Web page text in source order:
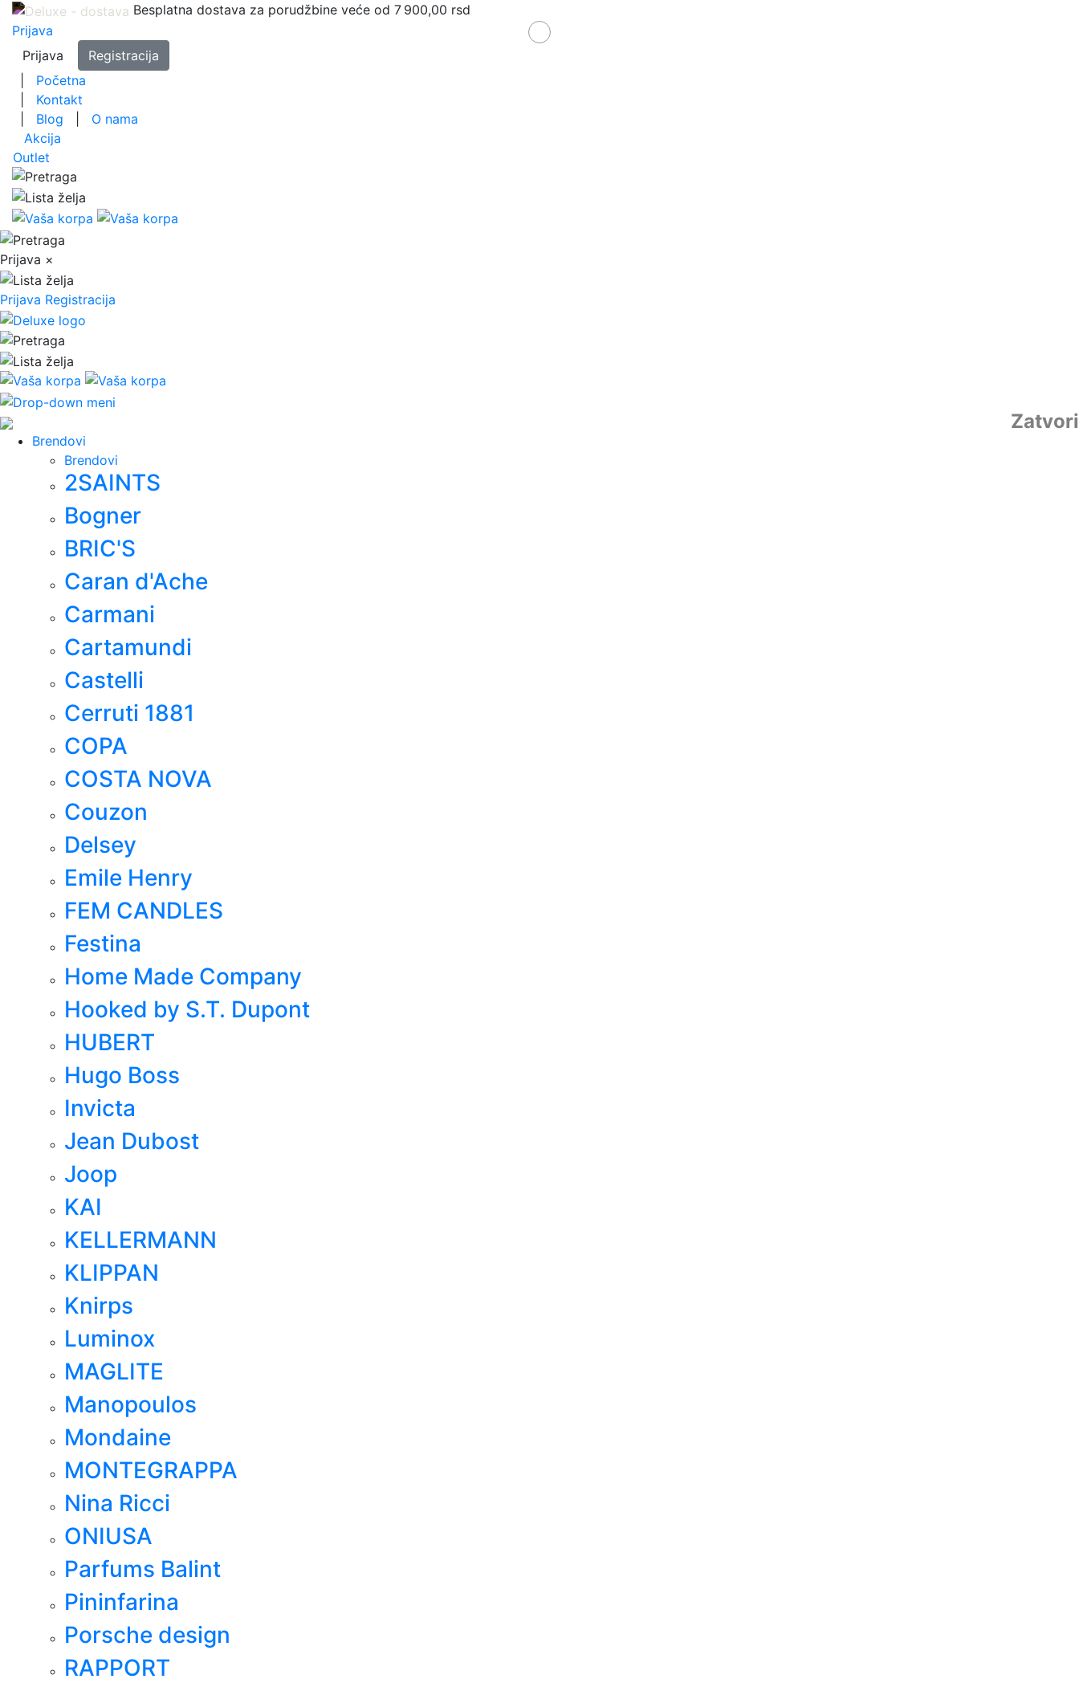
Besplatna dostava za porudžbine veće od 7 900,00 rsd
Prijava
Prijava
Registracija
Početna
Kontakt
Blog
O nama
Akcija
Outlet
Prijava ×
Prijava Registracija
Zatvori
Brendovi
Brendovi
2SAINTS
Bogner
BRIC'S
Caran d'Ache
Carmani
Cartamundi
Castelli
Cerruti 1881
COPA
COSTA NOVA
Couzon
Delsey
Emile Henry
FEM CANDLES
Festina
Home Made Company
Hooked by S.T. Dupont
HUBERT
Hugo Boss
Invicta
Jean Dubost
Joop
KAI
KELLERMANN
KLIPPAN
Knirps
Luminox
MAGLITE
Manopoulos
Mondaine
MONTEGRAPPA
Nina Ricci
ONIUSA
Parfums Balint
Pininfarina
Porsche design
RAPPORT